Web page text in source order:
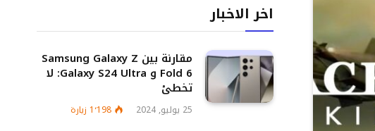
اخر الاخبار
مقارنة بين Samsung Galaxy Z
Fold 6 و Galaxy S24 Ultra: لا
تخطئ
25 يوليو, 2024 1٬198 زيارة